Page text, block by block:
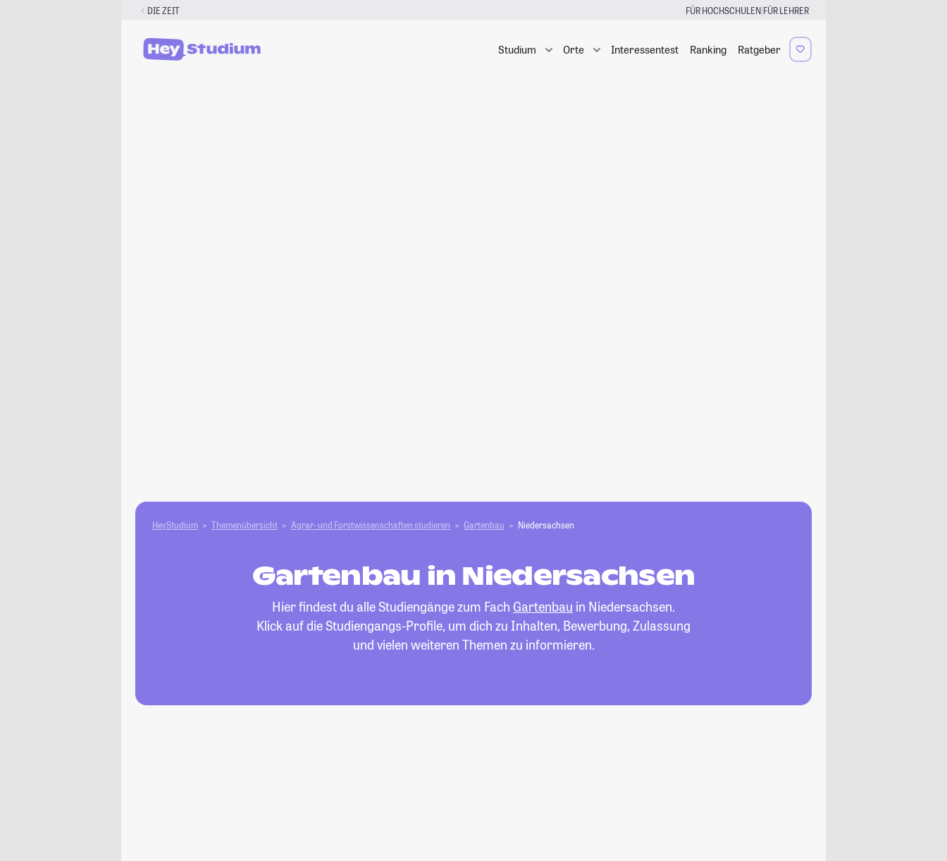
DIE ZEIT FÜR HOCHSCHULEN|FÜR LEHRER
Studium Orte Interessentest Ranking Ratgeber
HeyStudium Themenübersicht Agrar- und Forstwissen­schaften studieren Gartenbau Niedersachsen
Gartenbau in Niedersachsen
Hier findest du alle Studiengänge zum Fach Gartenbau in Niedersachsen.
Klick auf die Studiengangs-Profile, um dich zu Inhalten, Bewerbung, Zulassung
und vielen weiteren Themen zu informieren.